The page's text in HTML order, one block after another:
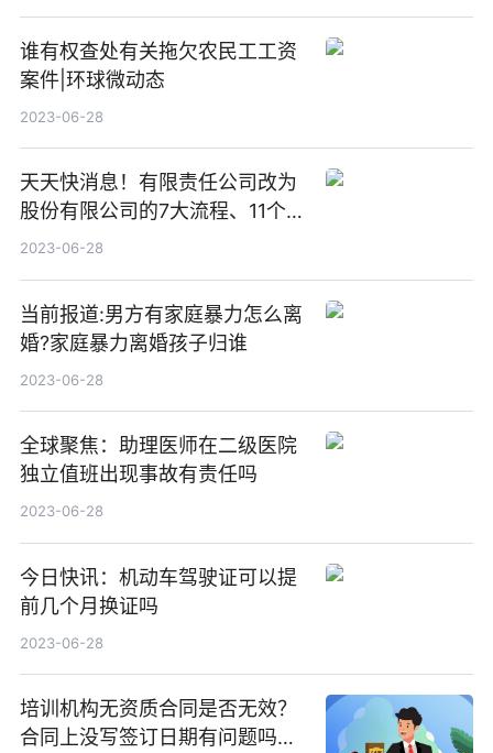
谁有权查处有关拖欠农民工工资
案件|环球微动态
2023-06-28
天天快消息！有限责任公司改为
股份有限公司的7大流程、11个步
骤
2023-06-28
当前报道:男方有家庭暴力怎么离
婚?家庭暴力离婚孩子归谁
2023-06-28
全球聚焦：助理医师在二级医院
独立值班出现事故有责任吗
2023-06-28
今日快讯：机动车驾驶证可以提
前几个月换证吗
2023-06-28
培训机构无资质合同是否无效？
合同上没写签订日期有问题吗？